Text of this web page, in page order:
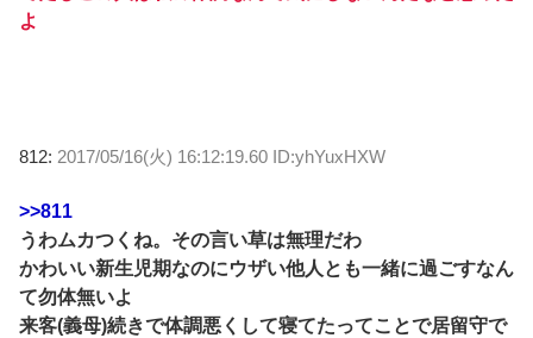
よ
812: 2017/05/16(火) 16:12:19.60 ID:yhYuxHXW
>>811
うわムカつくね。その言い草は無理だわ
かわいい新生児期なのにウザい他人とも一緒に過ごすなん
て勿体無いよ
来客(義母)続きで体調悪くして寝てたってことで居留守で